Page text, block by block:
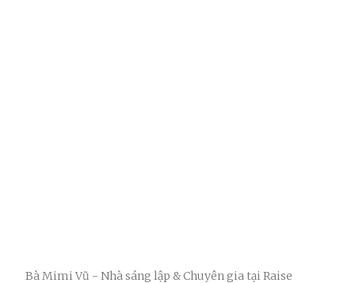
Bà Mimi Vũ - Nhà sáng lập & Chuyên gia tại Raise